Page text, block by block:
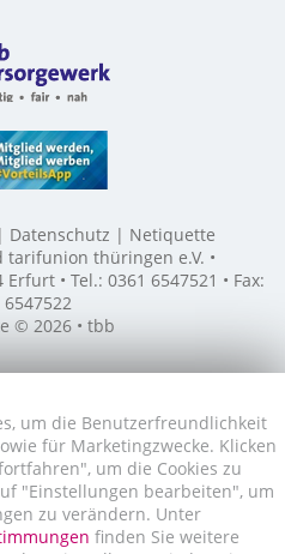
um die Benutzerfreundlichkeit
für Marketingzwecke. Klicken
um die Cookies zu
"Einstellungen bearbeiten", um
zu verändern. Unter
finden Sie weitere
Datenschutz
Netiquette
thüringen e.V. •
• Tel.: 0361 6547521 • Fax:
6547522
© 2026 • tbb